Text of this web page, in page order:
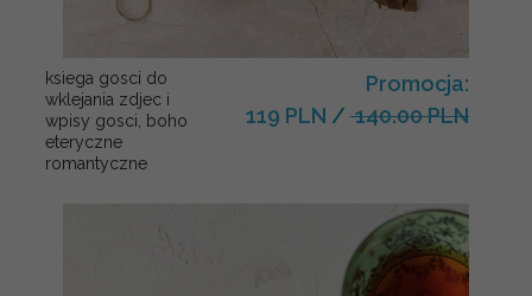
ksiega gosci do
wklejania zdjec i
wpisy gosci, boho
eteryczne
romantyczne
Promocja:
119 PLN / 140.00 PLN